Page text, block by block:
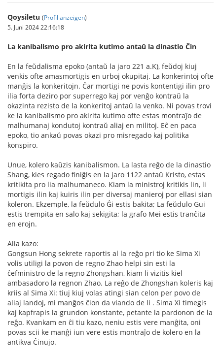
Qoysiletu (Profil anzeigen)
5. Juni 2024 22:16:18
La kanibalismo pro akirita kutimo antaŭ la dinastio Ĉin
En la feŭdalisma epoko (antaŭ la jaro 221 a.K), feŭdoj kiuj
venkis ofte amasmortigis en urboj okupitaj. La konkerintoj ofte
manĝis la konkeritojn. Ĉar mortigi ne povis kontentigi ilin pro
ilia forta deziro por superrego kaj por venĝo kontraŭ la
okazinta rezisto de la konkeritoj antaŭ la venko. Ni povas trovi
ke la kanibalismo pro akirita kutimo ofte estas montraĵo de
malhumanaj kondutoj kontraŭ aliaj en militoj. Eĉ en paca
epoko, tio ankaŭ povas okazi pro misregado kaj politika
konspiro.
Unue, kolero kaŭzis kanibalismon. La lasta reĝo de la dinastio
Shang, kies regado finiĝis en la jaro 1122 antaŭ Kristo, estas
kritikita pro lia malhumaneco. Kiam la ministroj kritikis lin, li
mortigis ilin kaj kuiris ilin per diversaj manieroj por ellasi sian
koleron. Ekzemple, la feŭdulo Ĝi estis bakita; La feŭdulo Gui
estis trempita en salo kaj sekigita; la grafo Mei estis tranĉita
en erojn.
Alia kazo:
Gongsun Hong sekrete raportis al la reĝo pri tio ke Sima Xi
volis utiligi la povon de regno Zhao helpi sin esti la
ĉefministro de la regno Zhongshan, kiam li vizitis kiel
ambasadoro la regnon Zhao. La reĝo de Zhongshan koleris kaj
kriis al Sima Xi: tiuj kiuj volas atingi sian celon per povo de
aliaj landoj, mi manĝos ĉion da viando de li . Sima Xi timegis
kaj kapfrapis la grundon konstante, petante la pardonon de la
reĝo. Kvankam en ĉi tiu kazo, neniu estis vere manĝita, oni
povas scii ke manĝi iun vere estis montraĵo de kolero en la
antikva Ĉinujo.